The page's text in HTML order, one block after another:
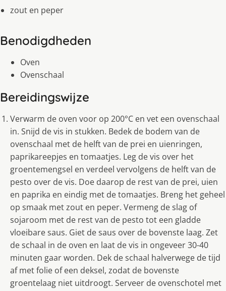
zout en peper
Benodigdheden
Oven
Ovenschaal
Bereidingswijze
Verwarm de oven voor op 200°C en vet een ovenschaal
in. Snijd de vis in stukken. Bedek de bodem van de
ovenschaal met de helft van de prei en uienringen,
paprikareepjes en tomaatjes. Leg de vis over het
groentemengsel en verdeel vervolgens de helft van de
pesto over de vis. Doe daarop de rest van de prei, uien
en paprika en eindig met de tomaatjes. Breng het geheel
op smaak met zout en peper. Vermeng de slag of
sojaroom met de rest van de pesto tot een gladde
vloeibare saus. Giet de saus over de bovenste laag. Zet
de schaal in de oven en laat de vis in ongeveer 30-40
minuten gaar worden. Dek de schaal halverwege de tijd
af met folie of een deksel, zodat de bovenste
groentelaag niet uitdroogt. Serveer de ovenschotel met